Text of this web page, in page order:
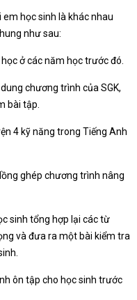
học sinh là khác nhau
như sau:
ở các năm học trước đó.
chương trình của SGK,
bài tập.
4 kỹ năng trong Tiếng Anh
ghép chương trình nâng
sinh tổng hợp lại các từ
và đưa ra một bài kiểm tra
ôn tập cho học sinh trước